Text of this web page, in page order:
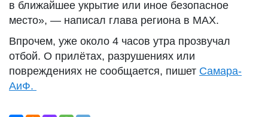
в ближайшее укрытие или иное безопасное
место», — написал глава региона в MAX.
Впрочем, уже около 4 часов утра прозвучал
отбой. О прилётах, разрушениях или
повреждениях не сообщается, пишет Самара-
АиФ.